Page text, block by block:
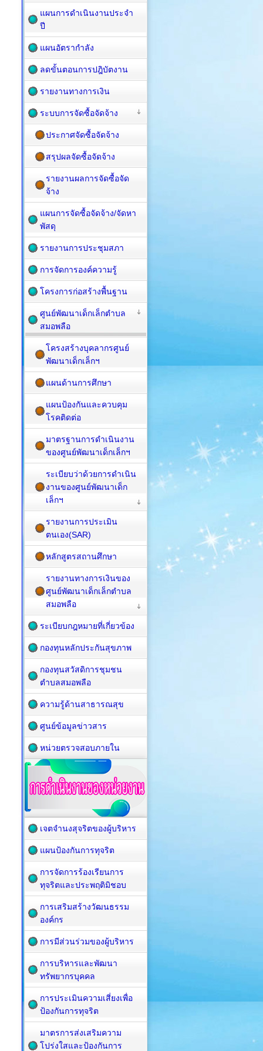
แผนการดำเนินงานประจำ
ปี
แผนอัตรากำลัง
ลดขั้นตอนการปฎิบัตงาน
รายงานทางการเงิน
ระบบการจัดซื้อจัดจ้าง
ประกาศจัดซื้อจัดจ้าง
สรุปผลจัดซื้อจัดจ้าง
รายงานผลการจัดซื้อจัด
จ้าง
แผนการจัดซื้อ​จัดจ้าง/จัดหา
พัสดุ
รายงานการประชุมสภา
การจัดการองค์ความรู้
โครงการก่อสร้างพื้นฐาน
ศูนย์พัฒนาเด็กเล็กตำบล
สมอพลือ
โครงสร้างบุคลากรศูนย์
พัฒนาเด็กเล็กฯ
แผนด้านการศึกษา
แผนป้องกันและควบคุม
โรคติดต่อ
มาตรฐานการดำเนินงาน
ของศูนย์พัฒนาเด็กเล็กฯ
ระเบียบว่าด้วยการดำเนิน
งานของศูนย์พัฒนาเด็ก
เล็กฯ
รายงานการประเมิน
ตนเอง(SAR)
หลักสูตรสถานศึกษา
รายงานทางการเงินของ
ศูนย์พัฒนาเด็กเล็กตำบล
สมอพลือ
ระเบียบกฎหมายที่เกี่ยวข้อง
กองทุนหลักประกันสุขภาพ
กองทุนสวัสดิการชุมชน
ตำบลสมอพลือ
ความรู้ด้านสาธารณสุข
ศูนย์ข้อมูลข่าวสาร
หน่วยตรวจสอบภายใน
เจตจำนงสุจริตของผู้บริหาร
แผนป้องกันการทุจริต
การจัดการร้องเรียนการ
ทุจริตและประพฤติมิชอบ
การเสริมสร้างวัฒนธรรม
องค์กร
การมีส่วนร่วมของผู้บริหาร
การบริหารและพัฒนา
ทรัพยากรบุคคล
การประเมินความเสี่ยงเพื่อ
ป้องกันการทุจริต
มาตรการส่งเสริมความ
โปร่งใสและป้องกันการ